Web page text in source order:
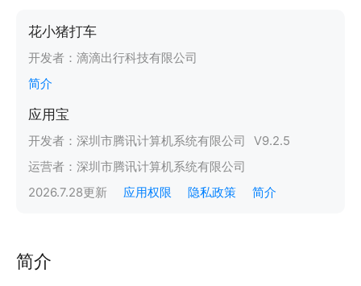
花小猪打车
开发者： 滴滴出行科技有限公司
简介
应用宝
开发者： 深圳市腾讯计算机系统有限公司 V9.2.5
运营者： 深圳市腾讯计算机系统有限公司
2026.7.28更新 应用权限 隐私政策 简介
简介